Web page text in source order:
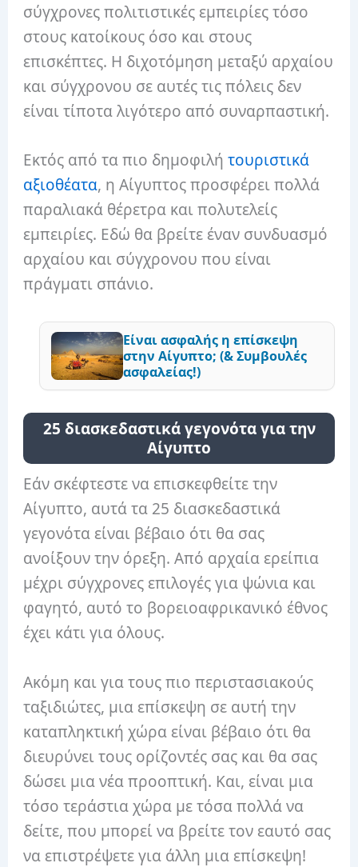
σύγχρονες πολιτιστικές εμπειρίες τόσο
στους κατοίκους όσο και στους
επισκέπτες. Η διχοτόμηση μεταξύ αρχαίου
και σύγχρονου σε αυτές τις πόλεις δεν
είναι τίποτα λιγότερο από συναρπαστική.
Εκτός από τα πιο δημοφιλήτουριστικά
αξιοθέατα, η Αίγυπτος προσφέρει πολλά
παραλιακά θέρετρα και πολυτελείς
εμπειρίες. Εδώ θα βρείτε έναν συνδυασμό
αρχαίου και σύγχρονου που είναι
πράγματι σπάνιο.
Είναι ασφαλής η επίσκεψη
στην Αίγυπτο; (& Συμβουλές
ασφαλείας!)
25 διασκεδαστικά γεγονότα για την
Αίγυπτο
Εάν σκέφτεστε να επισκεφθείτε την
Αίγυπτο, αυτά τα 25 διασκεδαστικά
γεγονότα είναι βέβαιο ότι θα σας
ανοίξουν την όρεξη. Από αρχαία ερείπια
μέχρι σύγχρονες επιλογές για ψώνια και
φαγητό, αυτό το βορειοαφρικανικό έθνος
έχει κάτι για όλους.
Ακόμη και για τους πιο περιστασιακούς
ταξιδιώτες, μια επίσκεψη σε αυτή την
καταπληκτική χώρα είναι βέβαιο ότι θα
διευρύνει τους ορίζοντές σας και θα σας
δώσει μια νέα προοπτική. Και, είναι μια
τόσο τεράστια χώρα με τόσα πολλά να
δείτε, που μπορεί να βρείτε τον εαυτό σας
να επιστρέψετε για άλλη μια επίσκεψη!